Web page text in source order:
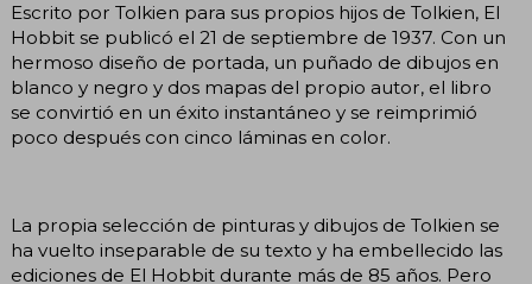
Escrito por Tolkien para sus propios hijos de Tolkien, El
Hobbit se publicó el 21 de septiembre de 1937. Con un
hermoso diseño de portada, un puñado de dibujos en
blanco y negro y dos mapas del propio autor, el libro
se convirtió en un éxito instantáneo y se reimprimió
poco después con cinco láminas en color.
La propia selección de pinturas y dibujos de Tolkien se
ha vuelto inseparable de su texto y ha embellecido las
ediciones de El Hobbit durante más de 85 años. Pero